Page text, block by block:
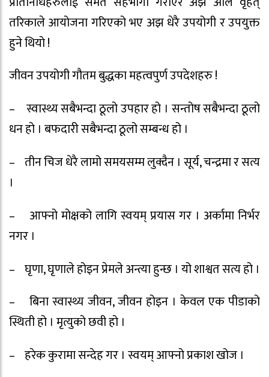
तरिकाले आयोजना गरिएको भए अझ धेरै उपयोगी र उपयुक्त
हुने थियो !
जीवन उपयोगी गौतम बुद्धका महत्वपुर्ण उपदेशहरु !
– स्वास्थ्य सबैभन्दा ठूलो उपहार हो । सन्तोष सबैभन्दा ठूलो
धन हो । बफदारी सबैभन्दा ठूलो सम्बन्ध हो ।
– तीन चिज धेरै लामो समयसम्म लुक्दैन । सूर्य, चन्द्रमा र सत्य
।
– आफ्नो मोक्षको लागि स्वयम् प्रयास गर । अर्कामा निर्भर
नगर ।
– घृणा, घृणाले होइन प्रेमले अन्त्या हुन्छ । यो शाश्वत सत्य हो ।
– बिना स्वास्थ्य जीवन, जीवन होइन । केवल एक पीडाको
स्थिती हो । मृत्युको छवी हो ।
– हरेक कुरामा सन्देह गर । स्वयम् आफ्नो प्रकाश खोज ।